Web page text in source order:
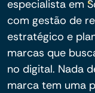
especialista em
com gestão de
estratégico e
marcas que
no digital. Nada
marca tem uma